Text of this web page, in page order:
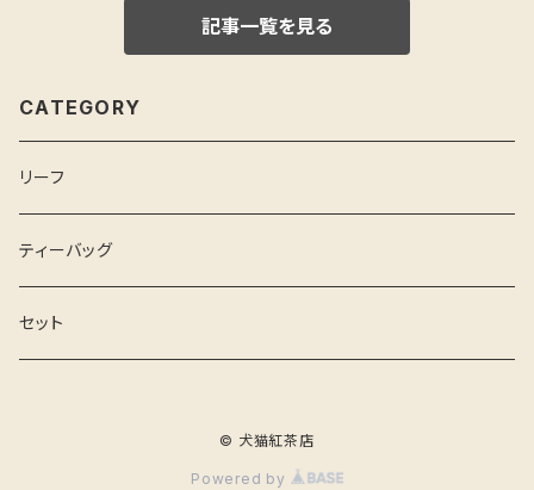
記事一覧を見る
CATEGORY
リーフ
ティーバッグ
セット
© 犬猫紅茶店
Powered by